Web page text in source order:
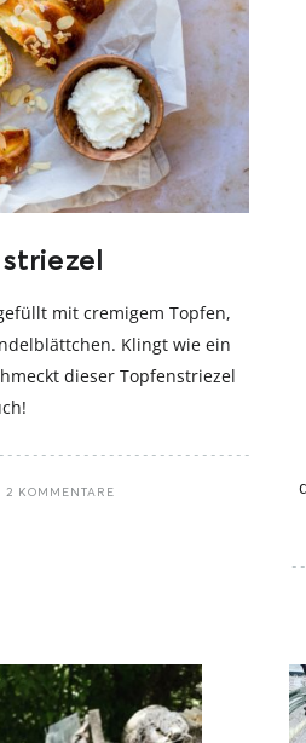
mit cremigem Topfen,
Klingt wie ein
dieser Topfenstriezel
2 KOMMENTARE